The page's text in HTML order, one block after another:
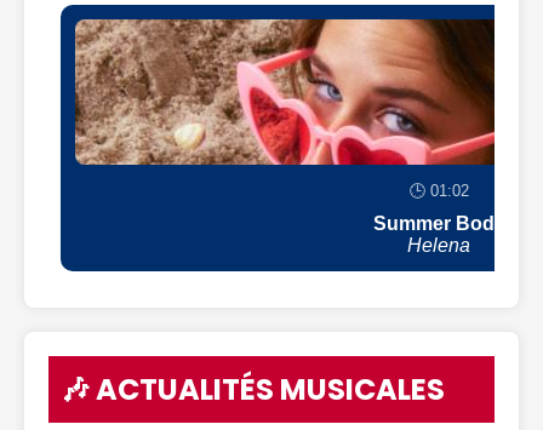
🕒 01:02
Summer Body
Helena
🎶 ACTUALITÉS MUSICALES